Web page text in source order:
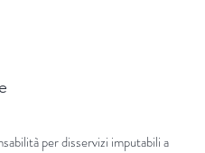
per disservizi imputabili a